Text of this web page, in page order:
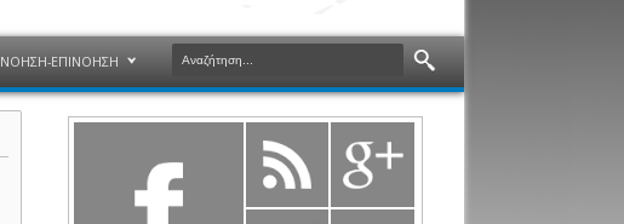
ΝΟΗΣΗ-ΕΠΙΝΟΗΣΗ